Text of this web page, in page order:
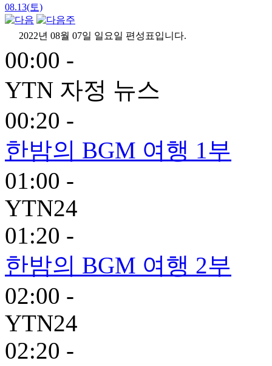
08.13(토)
2022년 08월 07일 일요일 편성표입니다.
00:00 -
YTN 자정 뉴스
00:20 -
한밤의 BGM 여행 1부
01:00 -
YTN24
01:20 -
한밤의 BGM 여행 2부
02:00 -
YTN24
02:20 -